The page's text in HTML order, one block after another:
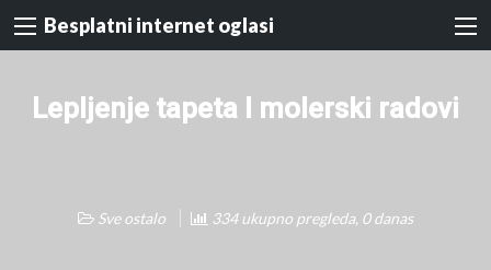
Besplatni internet oglasi
Lepljenje tapeta I molerski radovi
Sve ostalo 334 ukupno pregleda, 0 danas